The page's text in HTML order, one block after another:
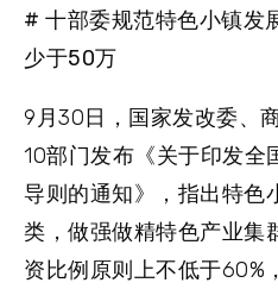
# 十部委规范特色小镇发
少于50万
9月30日，国家发改委、
10部门发布《关于印发全
导则的通知》，指出特色
类，做强做精特色产业集
资比例原则上不低于60%